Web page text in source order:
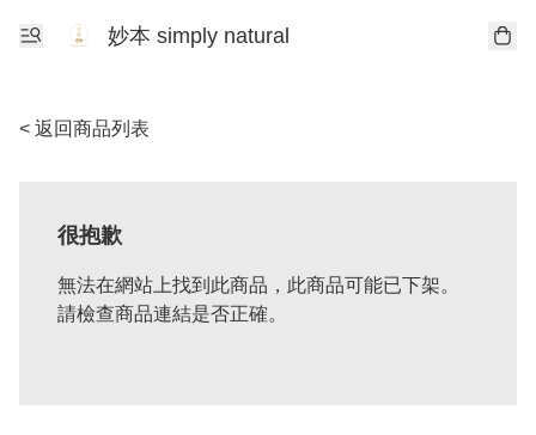
妙本 simply natural
< 返回商品列表
很抱歉
無法在網站上找到此商品，此商品可能已下架。
請檢查商品連結是否正確。